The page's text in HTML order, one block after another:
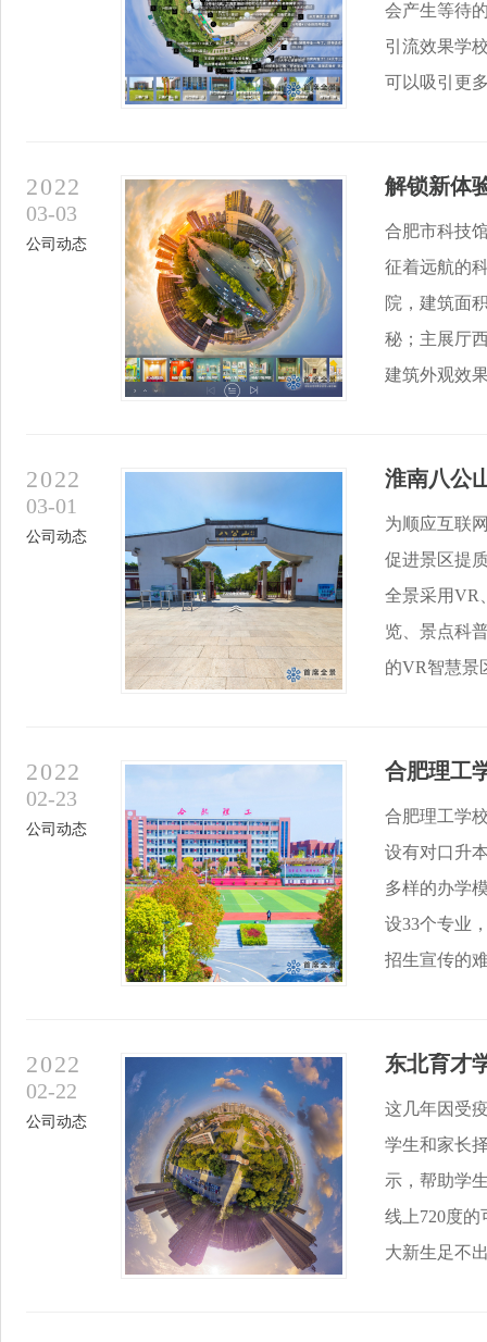
会产生等待
引流效果学
可以吸引更
2022
03-03
公司动态
解锁新体
合肥市科技
征着远航的
院，建筑面
秘；主展厅
建筑外观效
2022
03-01
公司动态
淮南八公
为顺应互联
促进景区提
全景采用VR
览、景点科
的VR智慧景
2022
02-23
公司动态
合肥理工
合肥理工学
设有对口升
多样的办学
设33个专业
招生宣传的
2022
02-22
公司动态
东北育才
这几年因受
学生和家长
示，帮助学
线上720度
大新生足不